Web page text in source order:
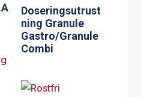
Doseringsutrust
ning Granule
Gastro/Granule
Combi